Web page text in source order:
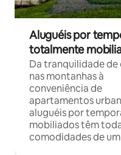
Aluguéis por
totalmente
Da tranquilidade de
nas montanhas à
conveniência de
apartamentos
aluguéis por
mobiliados têm
comodidades de um